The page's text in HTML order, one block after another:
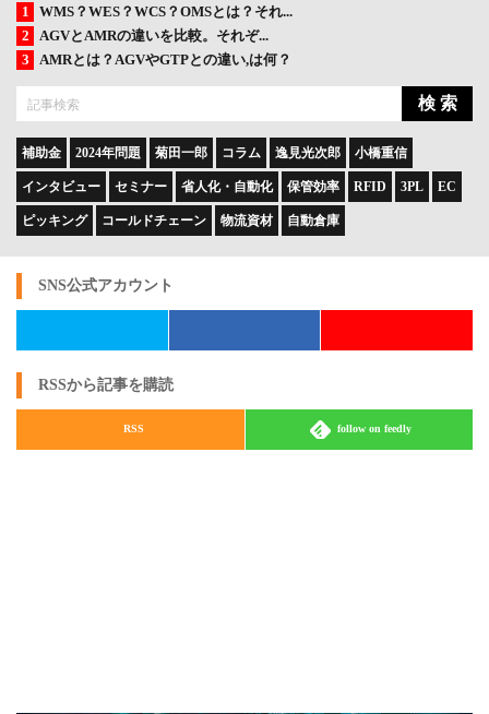
WMS？WES？WCS？OMSとは？それ...
AGVとAMRの違いを比較。それぞ...
AMRとは？AGVやGTPとの違い,は何？
検 索
補助金 2024年問題 菊田一郎 コラム 逸見光次郎 小橋重信
インタビュー セミナー 省人化・自動化 保管効率 RFID 3PL EC
ピッキング コールドチェーン 物流資材 自動倉庫
SNS公式アカウント
RSSから記事を購読
RSS follow on feedly